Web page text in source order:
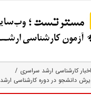
اخبار کارشناسی ارشد سراسری
دانشجو در دوره کارشناسی ارشد ۹۸